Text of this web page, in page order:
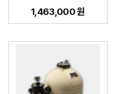
1,463,000 원